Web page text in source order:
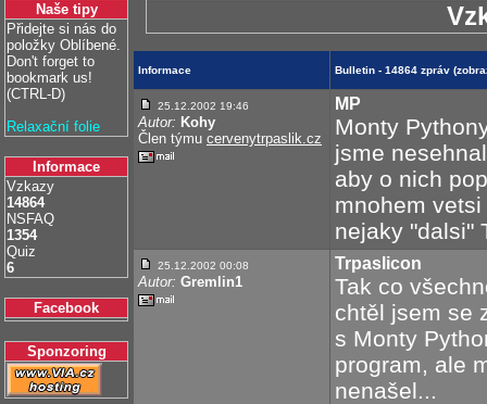
Naše tipy
Přidejte si nás do
položky Oblíbené.
Don't forget to
bookmark us!
(CTRL-D)
Relaxační folie
Informace
Vzkazy
14864
NSFAQ
1354
Quiz
6
Facebook
Sponzoring
Informace Bulletin - 14864 zpráv
25.12.2002 19:46
Autor: Kohy
Člen týmu cervenytrpaslik.cz
MP
Monty
jsme
aby o nich
mnohem
nejaky "dalsi"
25.12.2002 00:08
Autor: Gremlin1
Trpaslicon
Tak co
chtěl jsem se
s Monty
program, ale
nenašel...